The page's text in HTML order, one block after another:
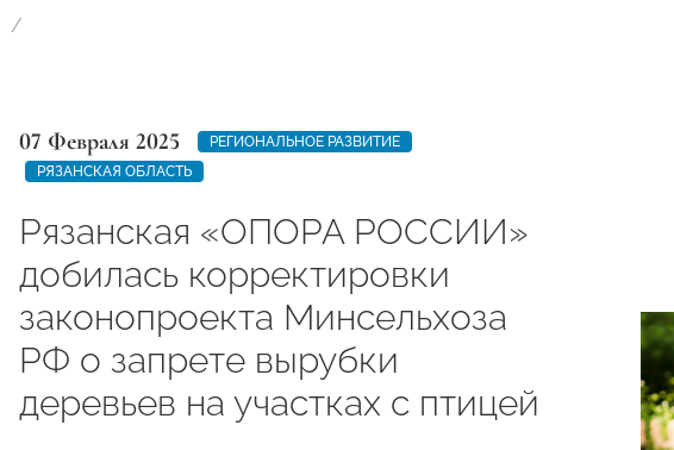
07 Февраля 2025
РЕГИОНАЛЬНОЕ РАЗВИТИЕ
РЯЗАНСКАЯ ОБЛАСТЬ
Рязанская «ОПОРА РОССИИ»
добилась корректировки
законопроекта Минсельхоза
РФ о запрете вырубки
деревьев на участках с птицей